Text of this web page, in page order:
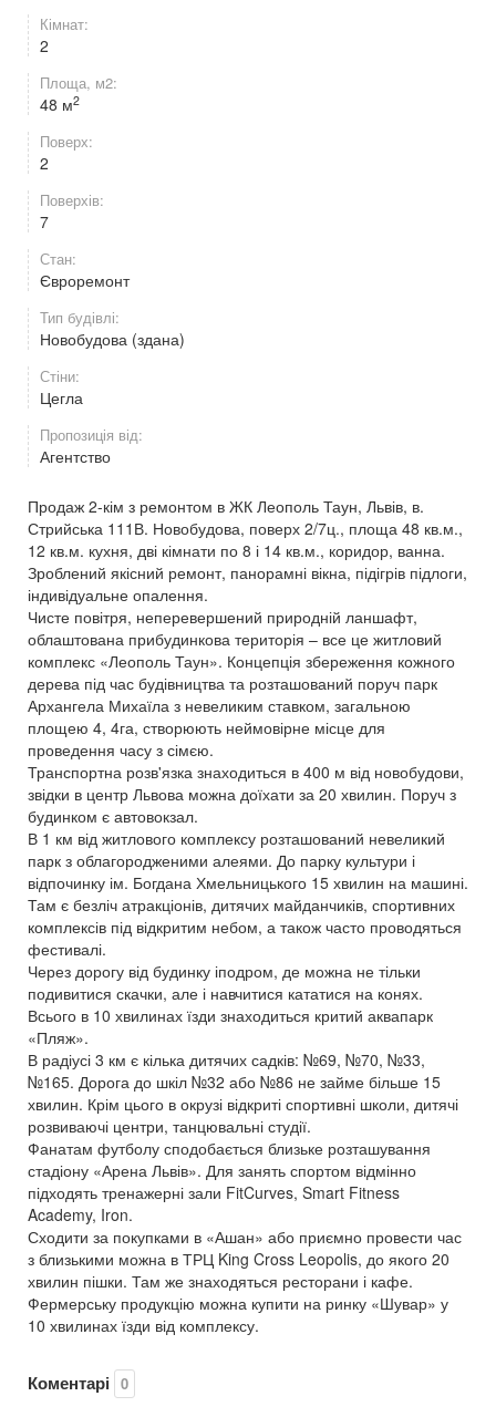
Кімнат:
2
Площа, м2:
48 м2
Поверх:
2
Поверхів:
7
Стан:
Євроремонт
Тип будівлі:
Новобудова (здана)
Стіни:
Цегла
Пропозиція від:
Агентство
Продаж 2-кім з ремонтом в ЖК Леополь Таун, Львів, в.
Стрийська 111В. Новобудова, поверх 2/7ц., площа 48 кв.м.,
12 кв.м. кухня, дві кімнати по 8 і 14 кв.м., коридор, ванна.
Зроблений якісний ремонт, панорамні вікна, підігрів підлоги,
індивідуальне опалення.
Чисте повітря, неперевершений природній ланшафт,
облаштована прибудинкова територія – все це житловий
комплекс «Леополь Таун». Концепція збереження кожного
дерева під час будівництва та розташований поруч парк
Архангела Михаїла з невеликим ставком, загальною
площею 4, 4га, створюють неймовірне місце для
проведення часу з сімєю.
Транспортна розв'язка знаходиться в 400 м від новобудови,
звідки в центр Львова можна доїхати за 20 хвилин. Поруч з
будинком є ​​автовокзал.
В 1 км від житлового комплексу розташований невеликий
парк з облагородженими алеями. До парку культури і
відпочинку ім. Богдана Хмельницького 15 хвилин на машині.
Там є безліч атракціонів, дитячих майданчиків, спортивних
комплексів під відкритим небом, а також часто проводяться
фестивалі.
Через дорогу від будинку іподром, де можна не тільки
подивитися скачки, але і навчитися кататися на конях.
Всього в 10 хвилинах їзди знаходиться критий аквапарк
«Пляж».
В радіусі 3 км є кілька дитячих садків: №69, №70, №33,
№165. Дорога до шкіл №32 або №86 не займе більше 15
хвилин. Крім цього в окрузі відкриті спортивні школи, дитячі
розвиваючі центри, танцювальні студії.
Фанатам футболу сподобається близьке розташування
стадіону «Арена Львів». Для занять спортом відмінно
підходять тренажерні зали FitCurves, Smart Fitness
Academy, Iron.
Сходити за покупками в «Ашан» або приємно провести час
з близькими можна в ТРЦ King Cross Leopolis, до якого 20
хвилин пішки. Там же знаходяться ресторани і кафе.
Фермерську продукцію можна купити на ринку «Шувар» у
10 хвилинах їзди від комплексу.
Коментарі 0